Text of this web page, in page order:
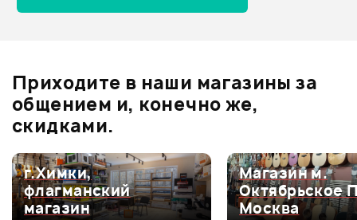
СВЕТОВАЯ ПАНЕЛЬ INVOLIGHT
3.0
Оценка5
0
Оценка4
0
Приходите в наши магазины за
общением и, конечно же,
скидками.
г.Химки,
флагманский
магазин
Магазин м.
Октябрьское
Москва